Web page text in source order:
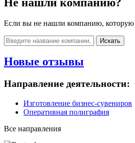
Если вы не нашли компанию, которую
Искать
Новые отзывы
Направление деятельности:
Изготовление бизнес-сувениров
Оперативная полиграфия
Все направления